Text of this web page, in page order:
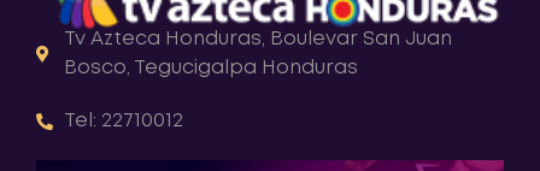
Tv Azteca Honduras, Boulevar San Juan
Bosco, Tegucigalpa Honduras
Tel: 22710012